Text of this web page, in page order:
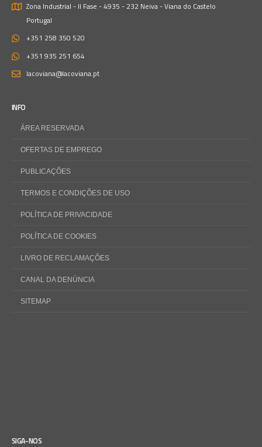
Zona Industrial - II Fase - 4935 - 232 Neiva - Viana do Castelo
Portugal
+351 258 350 520
+351 935 251 654
lacoviana@lacoviana.pt
INFO
ÁREA RESERVADA
OFERTAS DE EMPREGO
PUBLICAÇÕES
TERMOS E CONDIÇÕES DE USO
POLÍTICA DE PRIVACIDADE
POLÍTICA DE COOKIES
LIVRO DE RECLAMAÇÕES
CANAL DA DENÚNCIA
SITEMAP
SIGA-NOS